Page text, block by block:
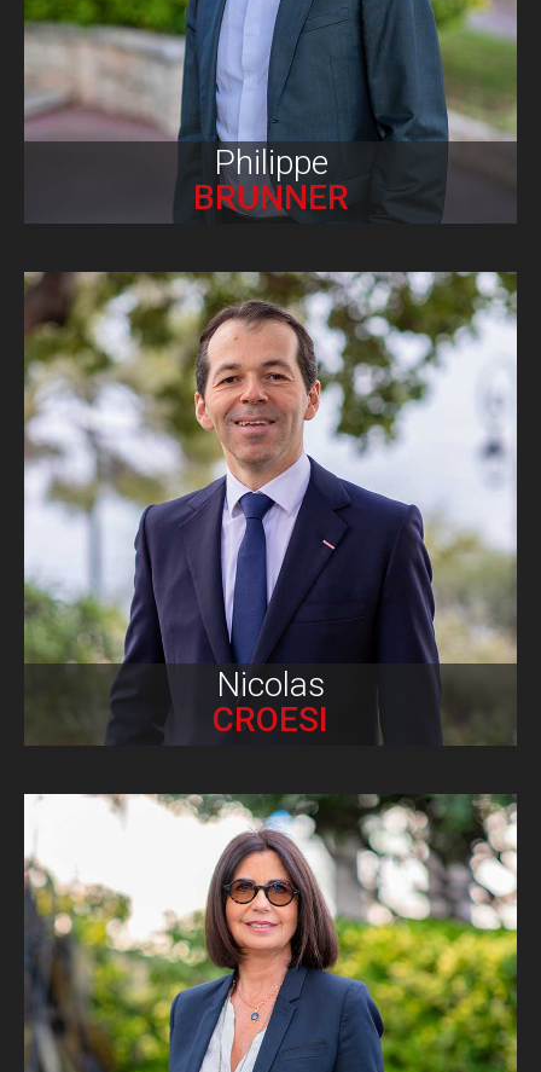
Philippe
BRUNNER
Biographie
Nicolas
CROESI
Biographie